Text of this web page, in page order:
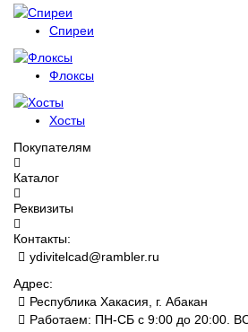
Спиреи
Флоксы
Хосты
Покупателям
Каталог
Реквизиты
Контакты:
ydivitelcad@rambler.ru
Адрес:
Республика Хакасия, г. Абакан
Работаем: ПН-СБ с 9:00 до 20:00.